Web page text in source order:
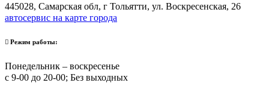
445028, Самарская обл, г Тольятти, ул. Воскресенская, 26
автосервис на карте города
Режим работы:
Понедельник – воскресенье
с 9-00 до 20-00; Без выходных